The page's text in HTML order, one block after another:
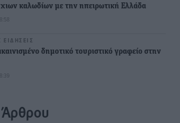
καλωδίων με την ηπειρωτική Ελλάδα
ΕΙΔΉΣΕΙΣ
δημοτικό τουριστικό γραφείο στην
Άρθρου